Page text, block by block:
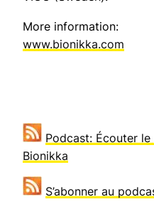
More information:
www.bionikka.com
Podcast: Écouter
Bionikka
S’abonner au